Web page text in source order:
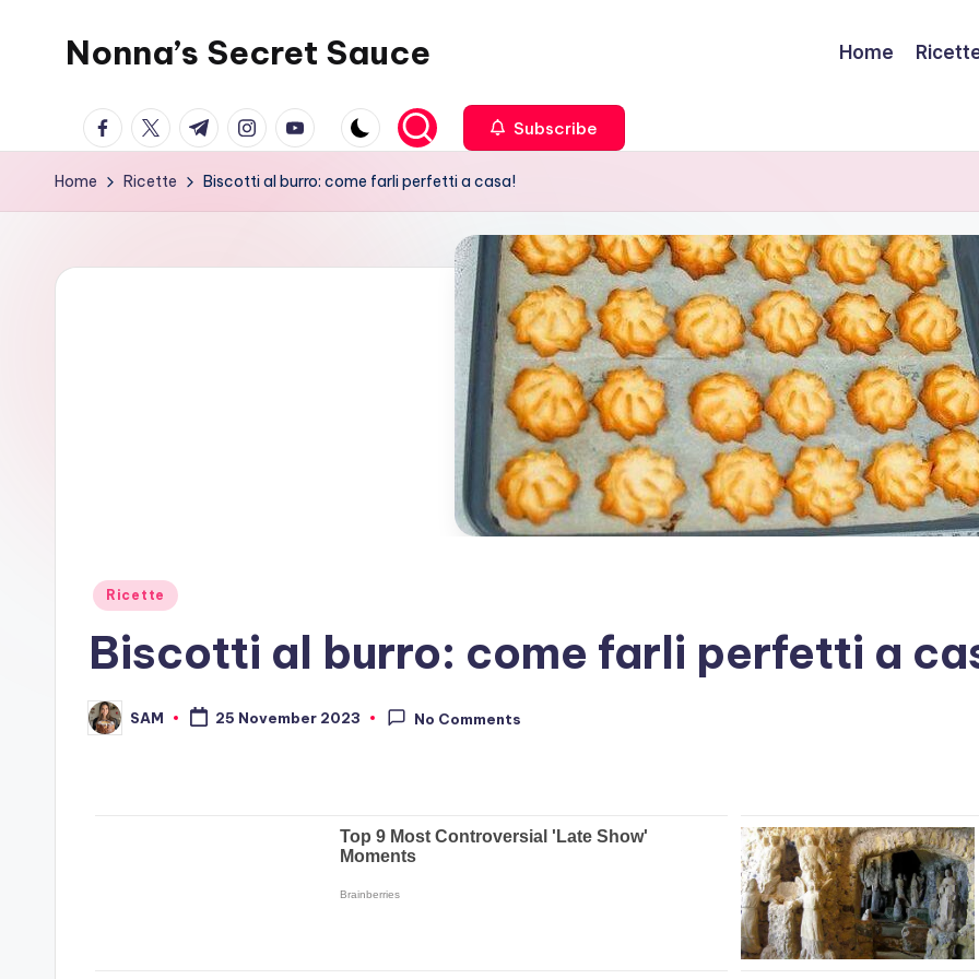
Nonna’s Secret Sauce Home
facebook.com
twitter.com
t.me instagram.com
youtube.com Subscribe
Home Ricette Biscotti al burro: come farli perfetti a casa!
Posted
Ricette
Biscotti al burro: come farli perfetti a
Posted
by
SAM 25 November 2023 No Comments